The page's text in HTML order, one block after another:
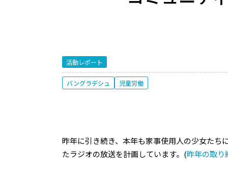
活動レポート
バングラデシュ 児童労働
昨年に引き続き、本年も家事使用人の少女たち
たラジオの放送を計画しています。(昨年の取り